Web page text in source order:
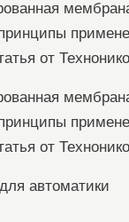
от
от
автоматики